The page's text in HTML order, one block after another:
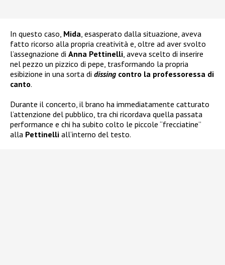
In questo caso, Mida , esasperato dalla situazione, aveva
fatto ricorso alla propria creatività e, oltre ad aver svolto
l’assegnazione di Anna Pettinelli , aveva scelto di inserire
nel pezzo un pizzico di pepe, trasformando la propria
esibizione in una sorta di dissing contro la professoressa di
canto.
Durante il concerto, il brano ha immediatamente catturato
l’attenzione del pubblico, tra chi ricordava quella passata
performance e chi ha subito colto le piccole “frecciatine”
alla Pettinelli all’interno del testo.